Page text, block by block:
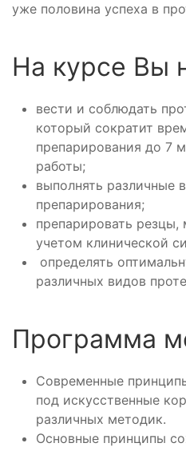
уже половина успеха в
На курсе Вы
вести и соблюдать
который сократит
препарирования до 7
работы;
выполнять различные
препарирования;
препарировать
учетом клинической
определять
различных видов
Программа
Современные
под искусственные
различных методик.
Основные принципы